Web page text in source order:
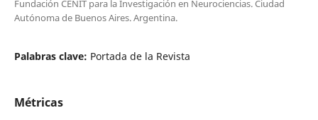
Fundación CENIT para la Investigación en Neurociencias. Ciudad
Autónoma de Buenos Aires. Argentina.
Palabras clave: Portada de la Revista
Métricas